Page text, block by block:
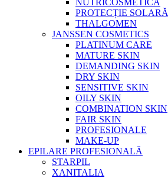
NUTRICOSMETICĂ
PROTECȚIE SOLARĂ
THALGOMEN
JANSSEN COSMETICS
PLATINUM CARE
MATURE SKIN
DEMANDING SKIN
DRY SKIN
SENSITIVE SKIN
OILY SKIN
COMBINATION SKIN
FAIR SKIN
PROFESIONALE
MAKE-UP
EPILARE PROFESIONALĂ
STARPIL
XANITALIA